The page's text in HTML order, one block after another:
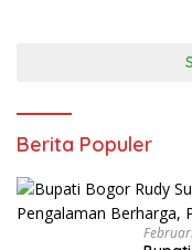
Berita Populer